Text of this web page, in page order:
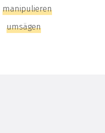
manipulieren
umsägen